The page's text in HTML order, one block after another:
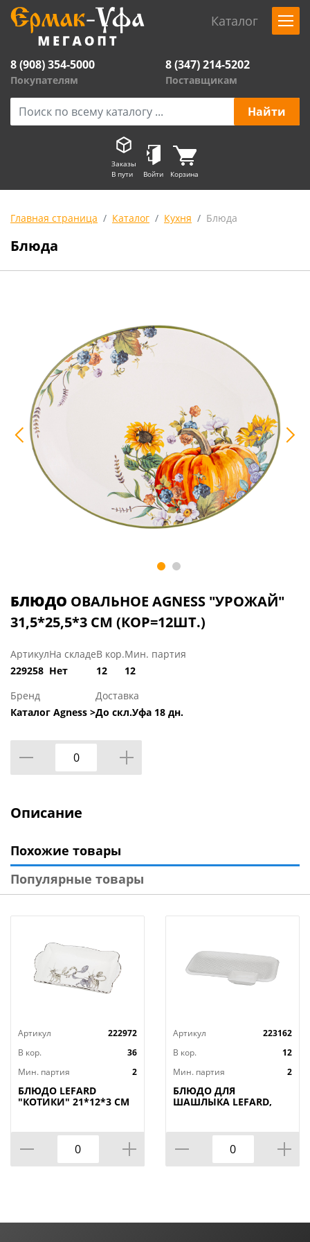
Каталог
8 (908) 354-5000
Покупателям
8 (347) 214-5202
Поставщикам
Заказы
В пути
Войти Корзина
Главная страница Каталог Кухня Блюда
Блюда
БЛЮДО ОВАЛЬНОЕ AGNESS "УРОЖАЙ"
31,5*25,5*3 СМ (КОР=12ШТ.)
Артикул
229258
На складе
Нет
В кор.
12
Мин. партия
12
Бренд
Каталог Agness >
Доставка
До скл.Уфа 18 дн.
Описание
Похожие товары
Популярные товары
Артикул
222972
В кор.
36
Мин. партия
2
БЛЮДО LEFARD
"КОТИКИ" 21*12*3 СМ
Артикул
223162
В кор.
12
Мин. партия
2
БЛЮДО ДЛЯ
ШАШЛЫКА LEFARD,